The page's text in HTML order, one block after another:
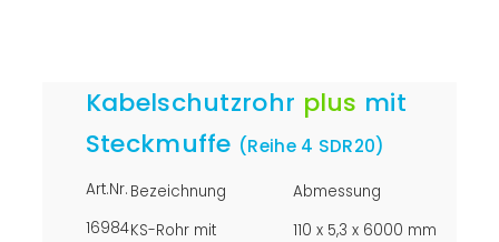
Kabelschutzrohr plus mit
Steckmuffe (Reihe 4 SDR20)
Art.Nr. Bezeichnung
Abmessung
16984KS-Rohr mit
110 x 5,3 x 6000 mm